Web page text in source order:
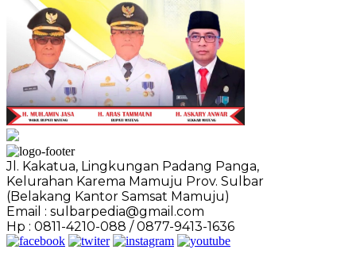
Jl. Kakatua, Lingkungan Padang Panga,
Kelurahan Karema Mamuju Prov. Sulbar
(Belakang Kantor Samsat Mamuju)
Email : sulbarpedia@gmail.com
Hp : 0811-4210-088 / 0877-9413-1636